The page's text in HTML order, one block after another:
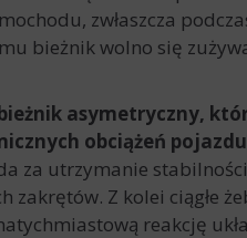
zwłaszcza
bieżnik wolno się
asymetryczny,
obciążeń pojazdu
za utrzymanie
Z kolei ciągłe
reakcję